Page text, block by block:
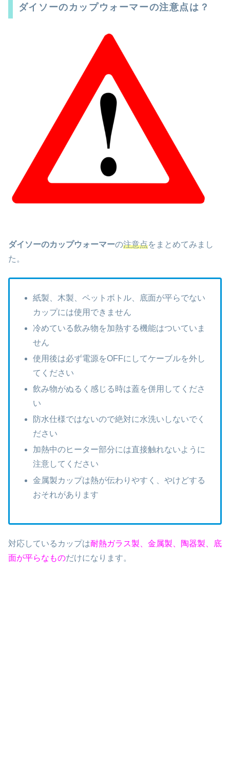
ダイソーのカップウォーマーの注意点は？
ダイソーのカップウォーマーの注意点をまとめてみまし
た。
紙製、木製、ペットボトル、底面が平らでない
カップには使用できません
冷めている飲み物を加熱する機能はついていま
せん
使用後は必ず電源をOFFにしてケーブルを外し
てください
飲み物がぬるく感じる時は蓋を併用してくださ
い
防水仕様ではないので絶対に水洗いしないでく
ださい
加熱中のヒーター部分には直接触れないように
注意してください
金属製カップは熱が伝わりやすく、やけどする
おそれがあります
対応しているカップは耐熱ガラス製、金属製、陶器製、底
面が平らなものだけになります。